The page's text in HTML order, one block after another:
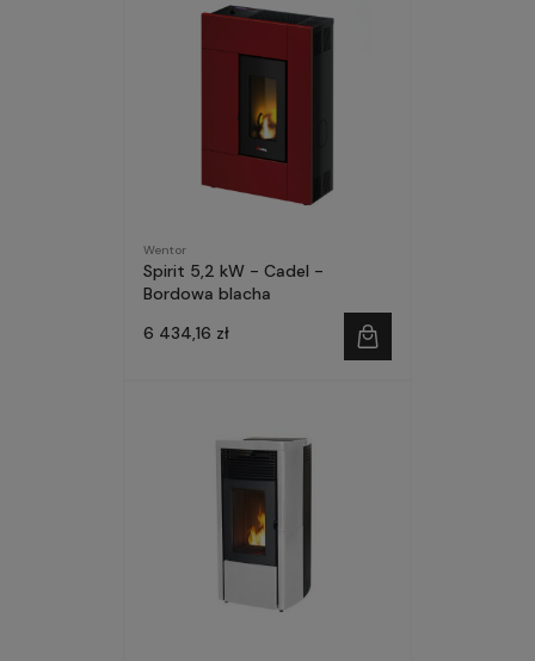
Wentor
Spirit 5,2 kW - Cadel -
Bordowa blacha
6 434,16 zł